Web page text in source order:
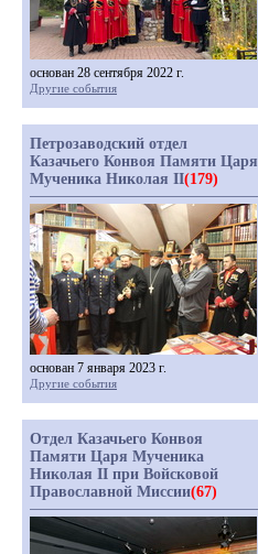
основан 28 сентября 2022 г.
Другие события
Петрозаводский отдел
Казачьего Конвоя Памяти Царя
Мученика Николая II(179)
основан 7 января 2023 г.
Другие события
Отдел Казачьего Конвоя
Памяти Царя Мученика
Николая II при Войсковой
Православной Миссии(67)